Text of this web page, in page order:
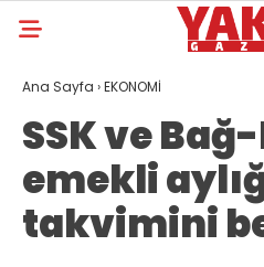
Ana Sayfa ›EKONOMİ
SSK ve
emekli
takvimini